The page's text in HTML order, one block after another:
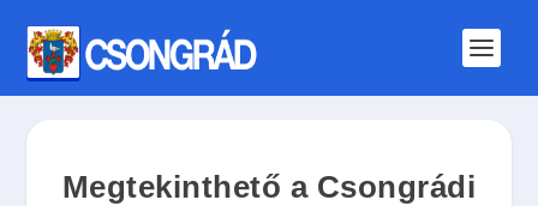
Megtekinthető a Csongrádi